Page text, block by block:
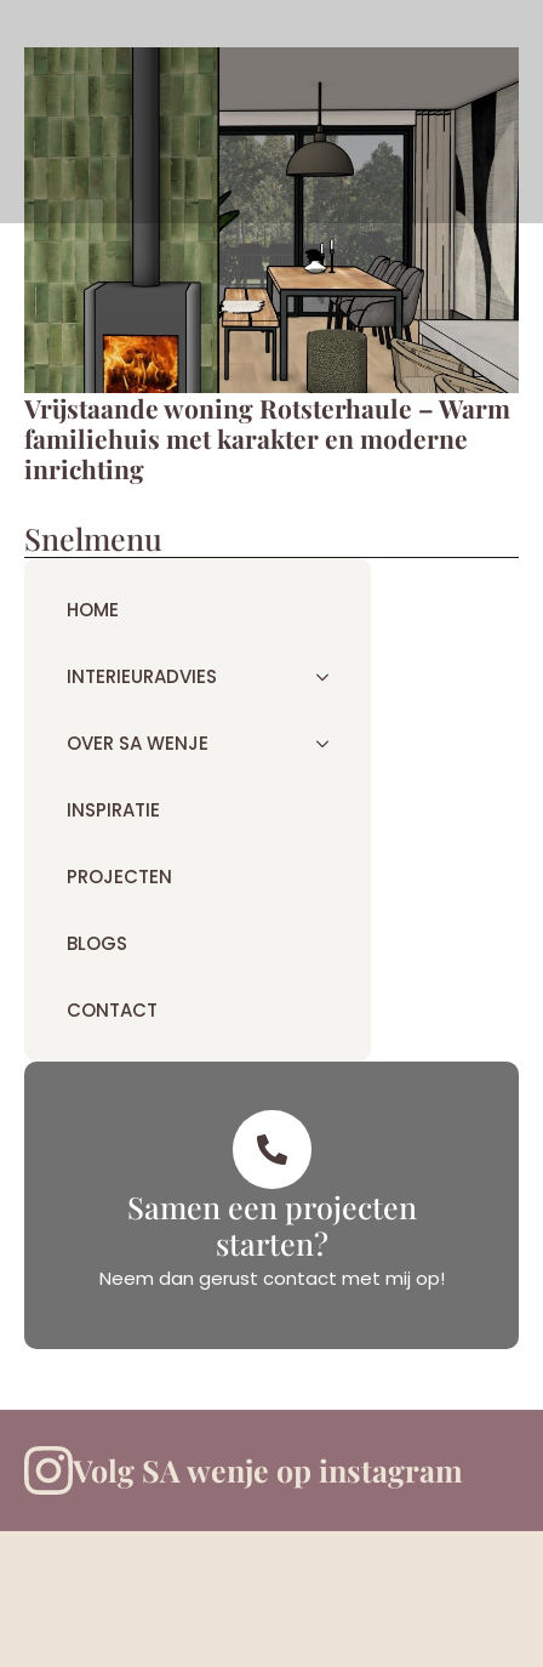
Vrijstaande woning Rotsterhaule – Warm
familiehuis met karakter en moderne
inrichting
Snelmenu
HOME
INTERIEURADVIES
OVER SA WENJE
INSPIRATIE
PROJECTEN
BLOGS
CONTACT
Samen een projecten
starten?
Neem dan gerust contact met mij op!
Volg SA wenje op instagram